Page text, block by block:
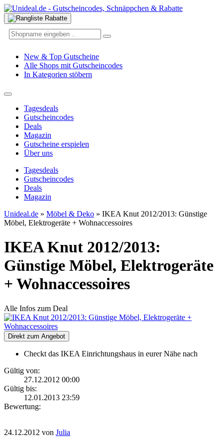
New & Top Gutscheine
Alle Shops mit Gutscheincodes
In Kategorien stöbern
Tagesdeals
Gutscheincodes
Deals
Magazin
Gutscheine erspielen
Über uns
Tagesdeals
Gutscheincodes
Deals
Magazin
Unideal.de » Möbel & Deko » IKEA Knut 2012/2013: Günstige
Möbel, Elektrogeräte + Wohnaccessoires
IKEA Knut 2012/2013:
Günstige Möbel, Elektrogeräte
+ Wohnaccessoires
Alle Infos zum Deal
Direkt zum Angebot
Checkt das IKEA Einrichtungshaus in eurer Nähe nach
Gültig von:
27.12.2012 00:00
Gültig bis:
12.01.2013 23:59
Bewertung:
24.12.2012 von Julia